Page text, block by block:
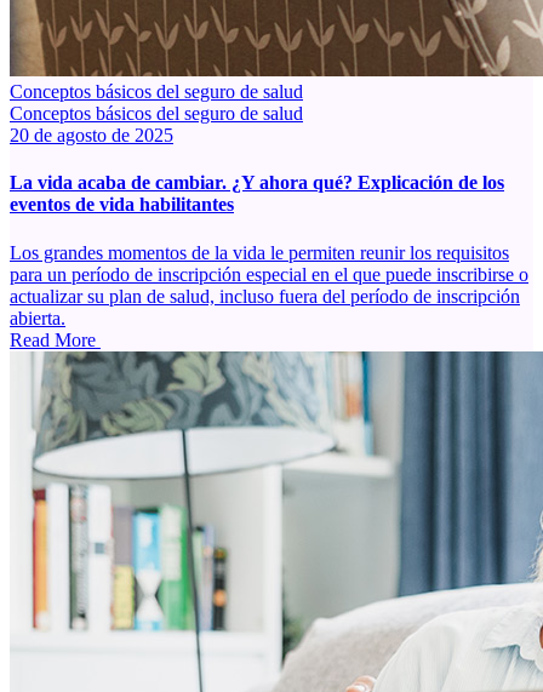
Conceptos básicos del seguro de salud
Conceptos básicos del seguro de salud
20 de agosto de 2025
La vida acaba de cambiar. ¿Y ahora qué? Explicación de los
eventos de vida habilitantes
Los grandes momentos de la vida le permiten reunir los requisitos
para un período de inscripción especial en el que puede inscribirse o
actualizar su plan de salud, incluso fuera del período de inscripción
abierta.
Read More